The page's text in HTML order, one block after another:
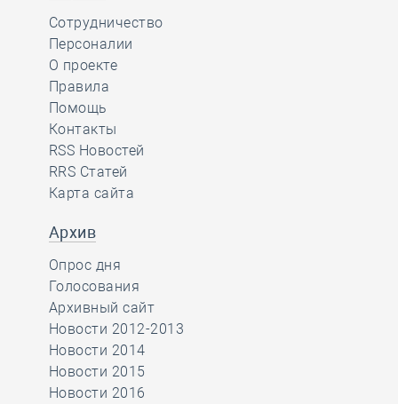
Сотрудничество
Персоналии
О проекте
Правила
Помощь
Контакты
RSS Новостей
RRS Статей
Карта сайта
Архив
Опрос дня
Голосования
Архивный сайт
Новости 2012-2013
Новости 2014
Новости 2015
Новости 2016